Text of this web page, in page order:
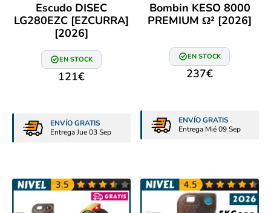
Escudo DISEC
LG280EZC [EZCURRA]
[2026]
EN STOCK
121€
ENVÍO GRATIS
Entrega Jue 03 Sep
Bombin KESO 8000
PREMIUM Ω² [2026]
EN STOCK
237€
ENVÍO GRATIS
Entrega Mié 09 Sep